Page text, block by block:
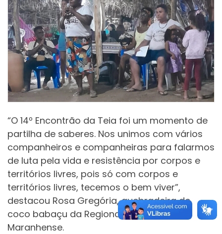
“O 14º Encontrão da Teia foi um momento de
partilha de saberes. Nos unimos com vários
companheiros e companheiras para falarmos
de luta pela vida e resistência por corpos e
territórios livres, pois só com corpos e
territórios livres, tecemos o bem viver”,
destacou Rosa Gregória, quebradeira de
coco babaçu da Regional Baixada
Maranhense.